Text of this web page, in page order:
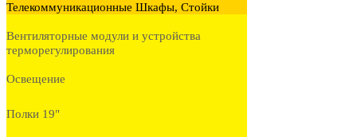
Телекоммуникационные Шкафы, Стойки
Вентиляторные модули и устройства
терморегулирования
Освещение
Полки 19"